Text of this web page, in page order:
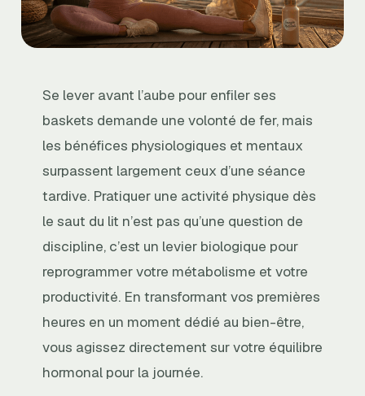
Se lever avant l’aube pour enfiler ses
baskets demande une volonté de fer, mais
les bénéfices physiologiques et mentaux
surpassent largement ceux d’une séance
tardive. Pratiquer une activité physique dès
le saut du lit n’est pas qu’une question de
discipline, c’est un levier biologique pour
reprogrammer votre métabolisme et votre
productivité. En transformant vos premières
heures en un moment dédié au bien-être,
vous agissez directement sur votre équilibre
hormonal pour la journée.